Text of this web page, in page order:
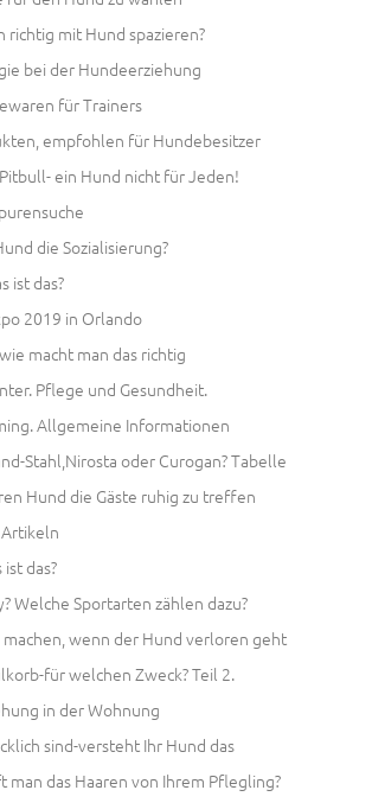
richtig mit Hund spazieren?
bei der Hundeerziehung
für Trainers
empfohlen für Hundebesitzer
ein Hund nicht für Jeden!
die Sozialisierung?
ist das?
2019 in Orlando
macht man das richtig
Pflege und Gesundheit.
Allgemeine Informationen
Stahl,Nirosta oder Curogan? Tabelle
Hund die Gäste ruhig zu treffen
das?
Welche Sportarten zählen dazu?
machen, wenn der Hund verloren geht
für welchen Zweck? Teil 2.
in der Wohnung
sind-versteht Ihr Hund das
man das Haaren von Ihrem Pflegling?